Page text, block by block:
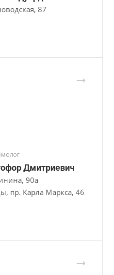
87
Дмитриевич
90а
пр. Карла Маркса, 46